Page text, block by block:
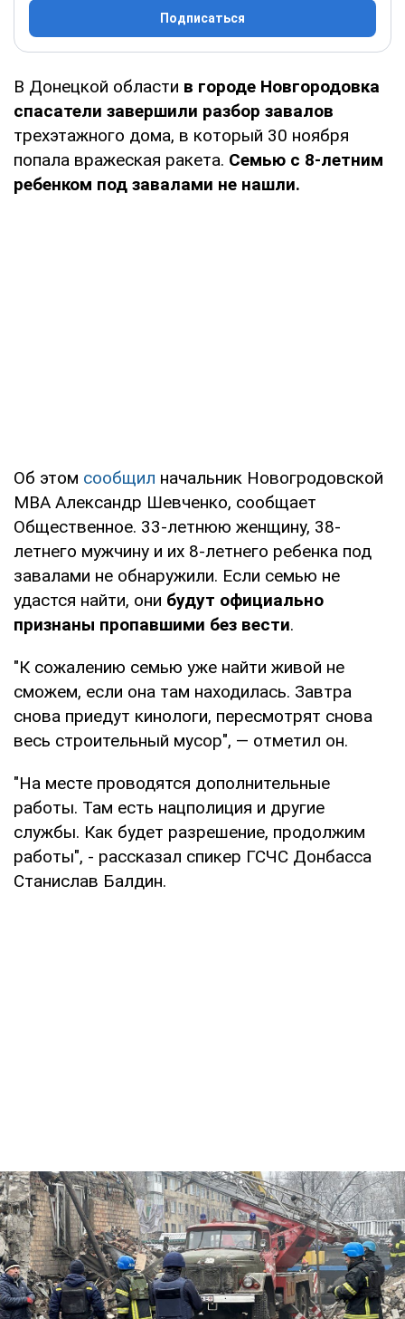
Подписаться
В Донецкой области в городе Новгородовка
спасатели завершили разбор завалов
трехэтажного дома, в который 30 ноября
попала вражеская ракета. Семью с 8-летним
ребенком под завалами не нашли.
Об этом сообщил начальник Новогродовской
МВА Александр Шевченко, сообщает
Общественное. 33-летнюю женщину, 38-
летнего мужчину и их 8-летнего ребенка под
завалами не обнаружили. Если семью не
удастся найти, они будут официально
признаны пропавшими без вести.
"К сожалению семью уже найти живой не
сможем, если она там находилась. Завтра
снова приедут кинологи, пересмотрят снова
весь строительный мусор", — отметил он.
"На месте проводятся дополнительные
работы. Там есть нацполиция и другие
службы. Как будет разрешение, продолжим
работы", - рассказал спикер ГСЧС Донбасса
Станислав Балдин.